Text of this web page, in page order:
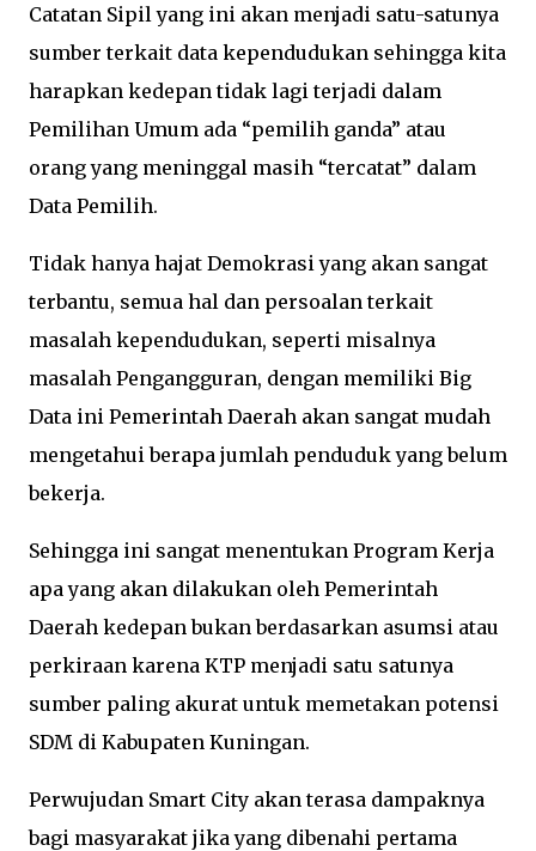
Catatan Sipil yang ini akan menjadi satu-satunya
sumber terkait data kependudukan sehingga kita
harapkan kedepan tidak lagi terjadi dalam
Pemilihan Umum ada “pemilih ganda” atau
orang yang meninggal masih “tercatat” dalam
Data Pemilih.
Tidak hanya hajat Demokrasi yang akan sangat
terbantu, semua hal dan persoalan terkait
masalah kependudukan, seperti misalnya
masalah Pengangguran, dengan memiliki Big
Data ini Pemerintah Daerah akan sangat mudah
mengetahui berapa jumlah penduduk yang belum
bekerja.
Sehingga ini sangat menentukan Program Kerja
apa yang akan dilakukan oleh Pemerintah
Daerah kedepan bukan berdasarkan asumsi atau
perkiraan karena KTP menjadi satu satunya
sumber paling akurat untuk memetakan potensi
SDM di Kabupaten Kuningan.
Perwujudan Smart City akan terasa dampaknya
bagi masyarakat jika yang dibenahi pertama